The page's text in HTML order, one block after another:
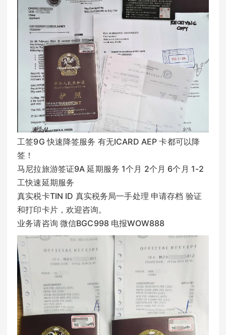
工签9G 快速降签服务 有无ICARD AEP 卡都可以降
签！
马尼拉旅游签证9A 延期服务 1个月 2个月 6个月 1-2
工快速延期服务
真实税卡TIN ID 真实税务局一手处理 申请存档 验证
和打印卡片，欢迎咨询。
业务请咨询 微信BGC998 电报WOW888